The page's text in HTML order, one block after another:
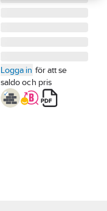
Logga in för att se
saldo och pris